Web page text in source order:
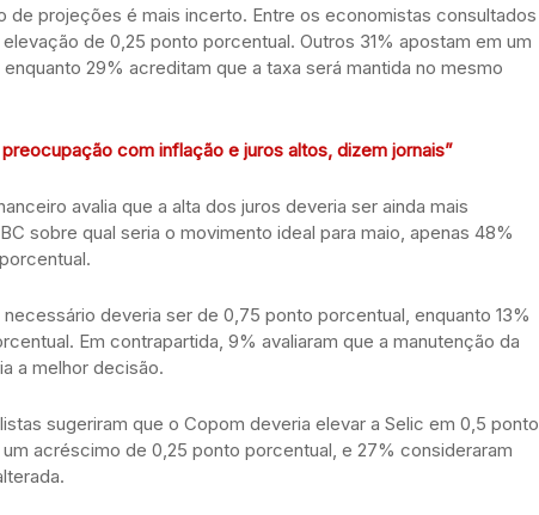
de projeções é mais incerto. Entre os economistas consultados
de 0,25 ponto porcentual. Outros 31% apostam em um
29% acreditam que a taxa será mantida no mesmo
com inflação e juros altos, dizem jornais”
avalia que a alta dos juros deveria ser ainda mais
sobre qual seria o movimento ideal para maio, apenas 48%
deveria ser de 0,75 ponto porcentual, enquanto 13%
Em contrapartida, 9% avaliaram que a manutenção da
a melhor decisão.
sugeriram que o Copom deveria elevar a Selic em 0,5 ponto
acréscimo de 0,25 ponto porcentual, e 27% consideraram